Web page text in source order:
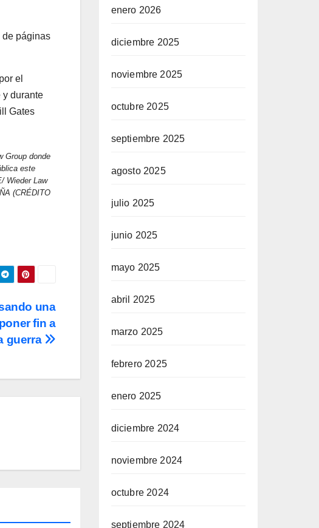
de páginas
el
y durante
Gates
Group donde
este
Wieder Law
(CRÉDITO
una
fin a
guerra
enero 2026
diciembre 2025
noviembre 2025
octubre 2025
septiembre 2025
agosto 2025
julio 2025
junio 2025
mayo 2025
abril 2025
marzo 2025
febrero 2025
enero 2025
diciembre 2024
noviembre 2024
octubre 2024
septiembre 2024